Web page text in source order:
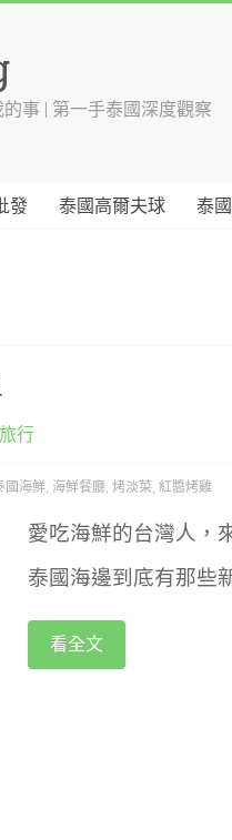
事 | 第一手泰國深度觀察
發 泰國高爾夫球 泰
行
國海鮮, 海鮮餐廳, 烤淡菜, 紅醬烤雞
愛吃海鮮的台灣人，
泰國海邊到底有那些
看全文